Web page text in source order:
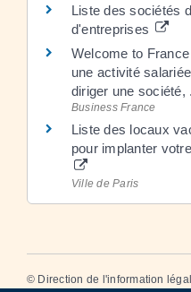
Liste des sociétés
d'entreprises
Welcome to
une activité
diriger une société,
Business France
Liste des locaux
pour implanter
Ville de Paris
© Direction de l'information